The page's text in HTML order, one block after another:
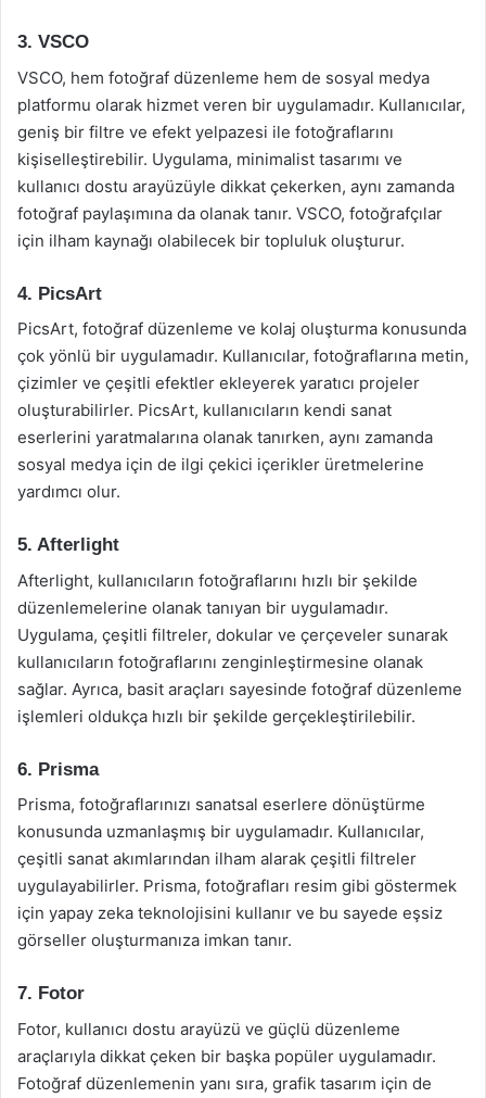
3. VSCO
VSCO, hem fotoğraf düzenleme hem de sosyal medya
platformu olarak hizmet veren bir uygulamadır. Kullanıcılar,
geniş bir filtre ve efekt yelpazesi ile fotoğraflarını
kişiselleştirebilir. Uygulama, minimalist tasarımı ve
kullanıcı dostu arayüzüyle dikkat çekerken, aynı zamanda
fotoğraf paylaşımına da olanak tanır. VSCO, fotoğrafçılar
için ilham kaynağı olabilecek bir topluluk oluşturur.
4. PicsArt
PicsArt, fotoğraf düzenleme ve kolaj oluşturma konusunda
çok yönlü bir uygulamadır. Kullanıcılar, fotoğraflarına metin,
çizimler ve çeşitli efektler ekleyerek yaratıcı projeler
oluşturabilirler. PicsArt, kullanıcıların kendi sanat
eserlerini yaratmalarına olanak tanırken, aynı zamanda
sosyal medya için de ilgi çekici içerikler üretmelerine
yardımcı olur.
5. Afterlight
Afterlight, kullanıcıların fotoğraflarını hızlı bir şekilde
düzenlemelerine olanak tanıyan bir uygulamadır.
Uygulama, çeşitli filtreler, dokular ve çerçeveler sunarak
kullanıcıların fotoğraflarını zenginleştirmesine olanak
sağlar. Ayrıca, basit araçları sayesinde fotoğraf düzenleme
işlemleri oldukça hızlı bir şekilde gerçekleştirilebilir.
6. Prisma
Prisma, fotoğraflarınızı sanatsal eserlere dönüştürme
konusunda uzmanlaşmış bir uygulamadır. Kullanıcılar,
çeşitli sanat akımlarından ilham alarak çeşitli filtreler
uygulayabilirler. Prisma, fotoğrafları resim gibi göstermek
için yapay zeka teknolojisini kullanır ve bu sayede eşsiz
görseller oluşturmanıza imkan tanır.
7. Fotor
Fotor, kullanıcı dostu arayüzü ve güçlü düzenleme
araçlarıyla dikkat çeken bir başka popüler uygulamadır.
Fotoğraf düzenlemenin yanı sıra, grafik tasarım için de